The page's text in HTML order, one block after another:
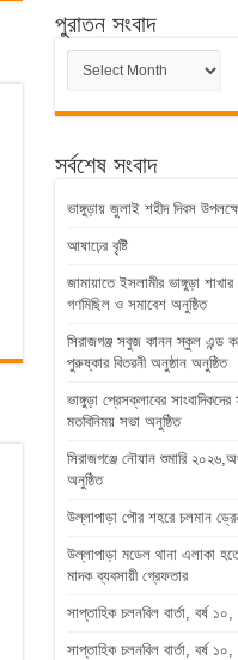
পুরাতন সংবাদ
পুরাতন
সংবাদ
সর্বশেষ সংবাদ
ভাঙ্গুড়ায় জুলাই শহীদ দিবস
আষাঢ়ের বৃষ্টি
জামায়াতে ইসলামীর ভাঙ্গুড়া
গণমিছিল ও সমাবেশ অনুষ্ঠিত
সিরাজগঞ্জ সবুজ কানন স্কুল
পুরুষ্কার বিতরনী অনুষ্ঠান অনুষ্ঠিত
ভাঙ্গুড়া প্রেসক্লাবের
মতবিনিময় সভা অনুষ্ঠিত
সিরাজগঞ্জে নৌযান শুমারি
অনুষ্ঠিত
উল্লাপাড়া পৌর শহরে চলমান
উল্লাপাড়া মডেল থানা এলাকা
মাদক ব্যবসায়ী গ্রেফতার
সাপ্তাহিক চলনবিল বার্তা, বর্ষ
সাপ্তাহিক চলনবিল বার্তা, বর্ষ